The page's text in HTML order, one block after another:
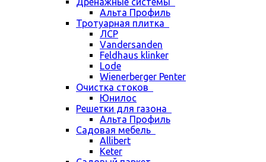
Альта Профиль
Тротуарная плитка
ЛСР
Vandersanden
Feldhaus klinker
Lode
Wienerberger Penter
Очистка стоков
Юнилос
Решетки для газона
Альта Профиль
Садовая мебель
Allibert
Keter